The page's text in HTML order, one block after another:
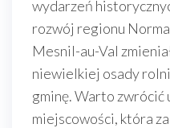
wydarzeń
rozwój regionu
Mesnil-au-Val
niewielkiej osady
gminę. Warto zwrócić
miejscowości, która